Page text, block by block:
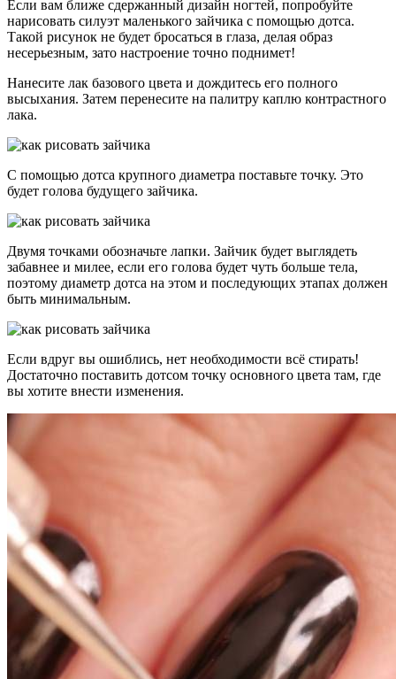
Если вам ближе сдержанный дизайн ногтей, попробуйте
нарисовать силуэт маленького зайчика с помощью дотса.
Такой рисунок не будет бросаться в глаза, делая образ
несерьезным, зато настроение точно поднимет!
Нанесите лак базового цвета и дождитесь его полного
высыхания. Затем перенесите на палитру каплю контрастного
лака.
С помощью дотса крупного диаметра поставьте точку. Это
будет голова будущего зайчика.
Двумя точками обозначьте лапки. Зайчик будет выглядеть
забавнее и милее, если его голова будет чуть больше тела,
поэтому диаметр дотса на этом и последующих этапах должен
быть минимальным.
Если вдруг вы ошиблись, нет необходимости всё стирать!
Достаточно поставить дотсом точку основного цвета там, где
вы хотите внести изменения.